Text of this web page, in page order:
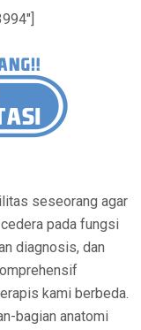
seseorang agar
pada fungsi
diagnosis, dan
kami berbeda.
bagian anatomi